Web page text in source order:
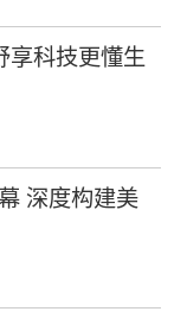
享科技更懂生
深度构建美